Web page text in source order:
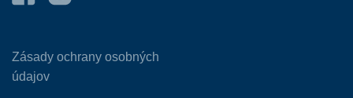
Zásady ochrany osobných
údajov